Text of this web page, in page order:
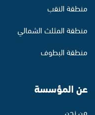
منطقة النقب
منطقة المثلث الشمالي
منطقة البطوف
عن المؤسسة
من نحن